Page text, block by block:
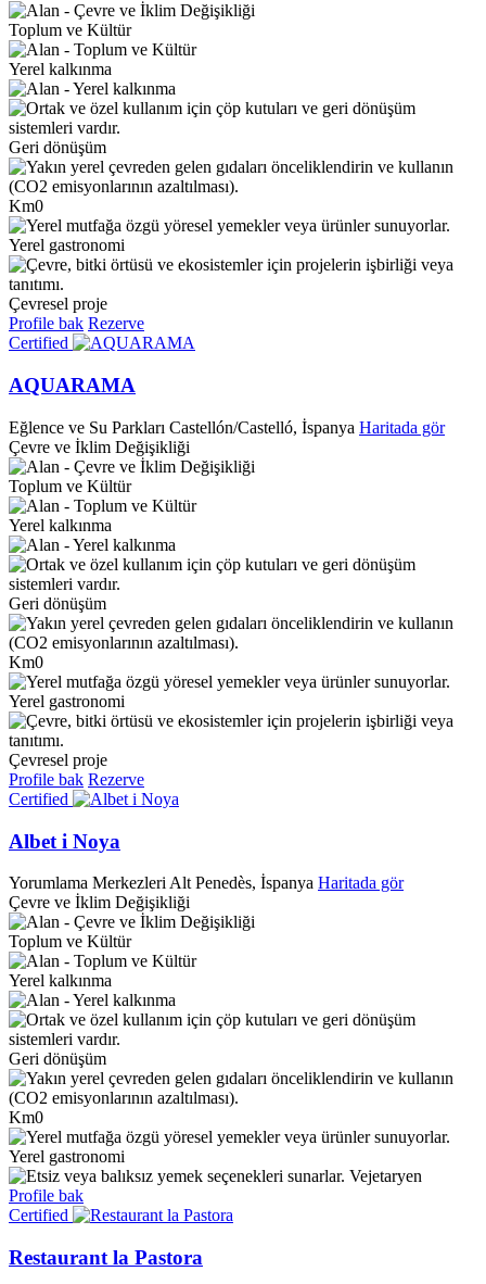
Toplum ve Kültür
Yerel kalkınma
Geri dönüşüm
Km0
Yerel gastronomi
Çevresel proje
Profile bak Rezerve
Certified
AQUARAMA
Eğlence ve Su Parkları Castellón/Castelló, İspanya Haritada gör
Çevre ve İklim Değişikliği
Toplum ve Kültür
Yerel kalkınma
Geri dönüşüm
Km0
Yerel gastronomi
Çevresel proje
Profile bak Rezerve
Certified
Albet i Noya
Yorumlama Merkezleri Alt Penedès, İspanya Haritada gör
Çevre ve İklim Değişikliği
Toplum ve Kültür
Yerel kalkınma
Geri dönüşüm
Km0
Yerel gastronomi
Vejetaryen
Profile bak
Certified
Restaurant la Pastora